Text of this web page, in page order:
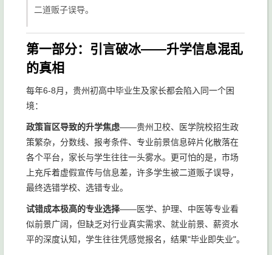
二道贩子误导。
第一部分：引言破冰——升学信息混乱
的真相
每年6-8月，贵州初高中毕业生及家长都会陷入同一个困
境：
政策盲区导致的升学焦虑——贵州卫校、医学院校招生政
策繁杂，分数线、报考条件、专业前景信息碎片化散落在
各个平台，家长与学生往往一头雾水。更可怕的是，市场
上充斥着虚假宣传与信息差，许多学生被二道贩子误导，
最终选错学校、选错专业。
试错成本极高的专业选择——医学、护理、中医等专业看
似前景广阔，但缺乏对行业真实需求、就业前景、薪资水
平的深度认知，学生往往凭感觉报名，结果"毕业即失业"。